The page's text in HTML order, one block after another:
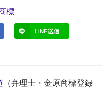
標
（弁理士・金原商標登録